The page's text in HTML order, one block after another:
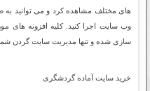
های مختلف مشاهده کرد و می توانید
وب سایت اجرا کنید. کلیه افزونه های
سازی شده و تنها مدیریت سایت گردن شما
خرید سایت آماده گردشگری